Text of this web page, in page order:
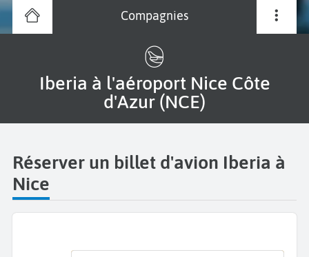
Compagnies
Iberia à l'aéroport Nice Côte
d'Azur (NCE)
Réserver un billet d'avion Iberia à
Nice